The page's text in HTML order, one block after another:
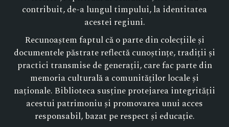
contribuit, de-a lungul timpului, la identitatea
acestei regiuni.
Recunoaștem faptul că o parte din colecțiile și
documentele păstrate reflectă cunoștințe, tradiții și
practici transmise de generații, care fac parte din
memoria culturală a comunităților locale și
naționale. Biblioteca susține protejarea integrității
acestui patrimoniu și promovarea unui acces
responsabil, bazat pe respect și educație.